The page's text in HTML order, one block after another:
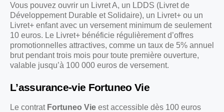
Vous pouvez ouvrir un Livret A, un LDDS (Livret de
Développement Durable et Solidaire), un Livret+ ou un
Livret+ enfant avec un versement minimum de seulement
10 euros. Le Livret+ bénéficie régulièrement d’offres
promotionnelles attractives, comme un taux de 5% annuel
brut pendant trois mois pour toute première ouverture,
valable jusqu’à 100 000 euros de versement.
L’assurance-vie Fortuneo Vie
Le contrat Fortuneo Vie est accessible dès 100 euros